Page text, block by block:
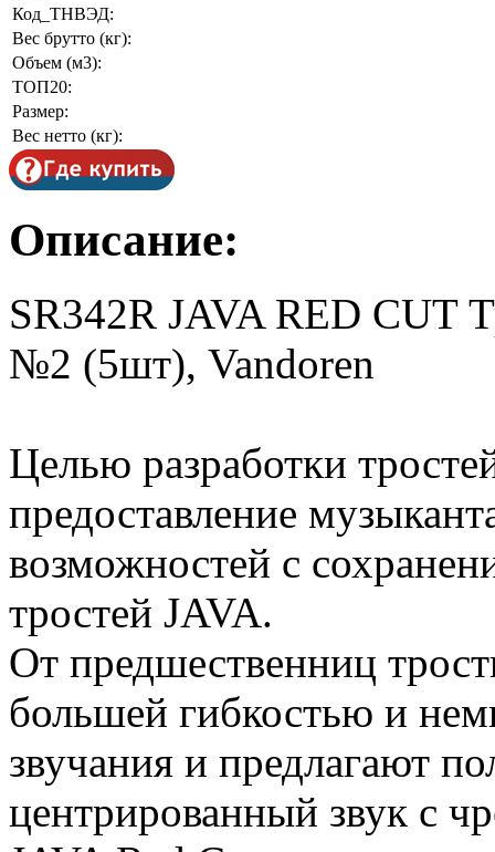
Код_ТНВЭД:
Вес брутто (кг):
Объем (м3):
ТОП20:
Размер:
Вес нетто (кг):
Описание:
SR342R JAVA RED CUT
№2 (5шт), Vandoren
Целью разработки
предоставление
возможностей с
тростей JAVA.
От предшественниц
большей гибкостью и
звучания и предлагают
центрированный звук с